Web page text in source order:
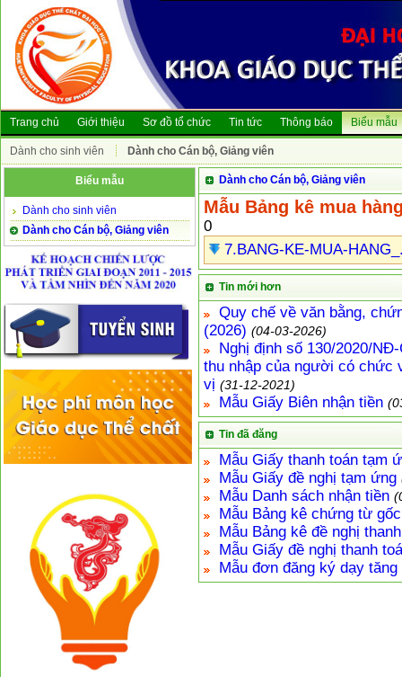
Trang chủ Giới thiệu Sơ đồ tổ chức Tin tức Thông báo Biểu mẫu
Dành cho sinh viên Dành cho Cán bộ, Giảng viên
Biểu mẫu
Dành cho sinh viên
Dành cho Cán bộ, Giảng viên
Dành cho Cán bộ, Giảng viên
Mẫu Bảng kê mua
0
7.BANG-KE-MUA-
Tin mới hơn
Quy chế về văn bằng,
(2026) (04-03-2026)
Nghị định số 130/2020/
thu nhập của người có chức
vị (31-12-2021)
Mẫu Giấy Biên nhận tiền
Tin đã đăng
Mẫu Giấy thanh toán tạm
Mẫu Giấy đề nghị tạm ứng
Mẫu Danh sách nhận tiền
Mẫu Bảng kê chứng từ
Mẫu Bảng kê đề nghị
Mẫu Giấy đề nghị thanh
Mẫu đơn đăng ký dạy tăng